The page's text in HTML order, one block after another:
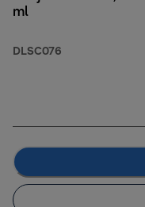
ml
DLSC076